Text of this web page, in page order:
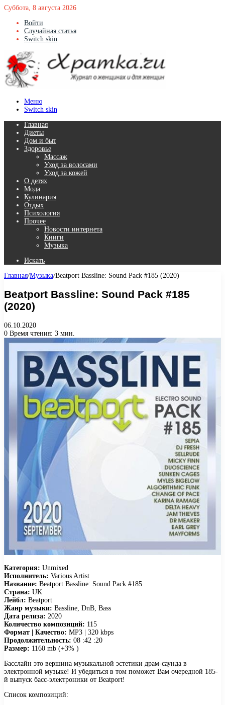
Суббота, 8 августа 2026
Войти
Случайная статья
Switch skin
Меню
Switch skin
Главная
Диеты
Дом и быт
Здоровье
Массаж
Уход за волосами
Уход за кожей
О детях
Мода
Кулинария
Отдых
Психология
Прочее
Новости интернета
Книги
Музыка
Искать
Главная/Музыка/Beatport Bassline: Sound Pack #185 (2020)
Beatport Bassline: Sound Pack #185
(2020)
06.10.2020
0 Время чтения: 3 мин.
Категория: Unmixed
Исполнитель: Various Artist
Название: Beatport Bassline: Sound Pack #185
Страна: UK
Лейбл: Beatport
Жанр музыки: Bassline, DnB, Bass
Дата релиза: 2020
Количество композиций: 115
Формат | Качество: MP3 | 320 kbps
Продолжительность: 08 :42 :20
Размер: 1160 mb (+3% )
Басслайн это вершина музыкальной эстетики драм-саунда в
электронной музыке! И убедиться в том поможет Вам очередной 185-
й выпуск басс-электроники от Beatport!
Список композиций: